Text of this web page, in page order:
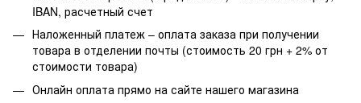
IBAN, расчетный счет
Наложенный платеж – оплата заказа при получении
товара в отделении почты (стоимость 20 грн + 2% от
стоимости товара)
Онлайн оплата прямо на сайте нашего магазина